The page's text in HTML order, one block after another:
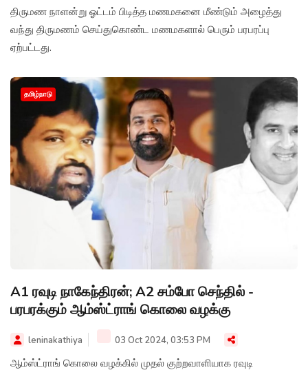
திருமண நாளன்று ஓட்டம் பிடித்த மணமகனை மீண்டும் அழைத்து
வந்து திருமணம் செய்துகொண்ட மணமகளால் பெரும் பரபரப்பு
ஏற்பட்டது.
தமிழ்நாடு
A1 ரவுடி நாகேந்திரன்; A2 சம்போ செந்தில் -
பரபரக்கும் ஆம்ஸ்ட்ராங் கொலை வழக்கு
leninakathiya 03 Oct 2024, 03:53 PM
ஆம்ஸ்ட்ராங் கொலை வழக்கில் முதல் குற்றவாளியாக ரவுடி